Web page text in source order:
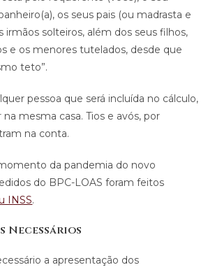
os seus pais (ou madrasta e
irmãos solteiros, além dos seus filhos,
e os menores tutelados, desde que
teto”.
pessoa que será incluída no cálculo,
mesma casa. Tios e avós, por
na conta.
da pandemia do novo
do BPC-LOAS foram feitos
INSS.
Necessários
a apresentação dos